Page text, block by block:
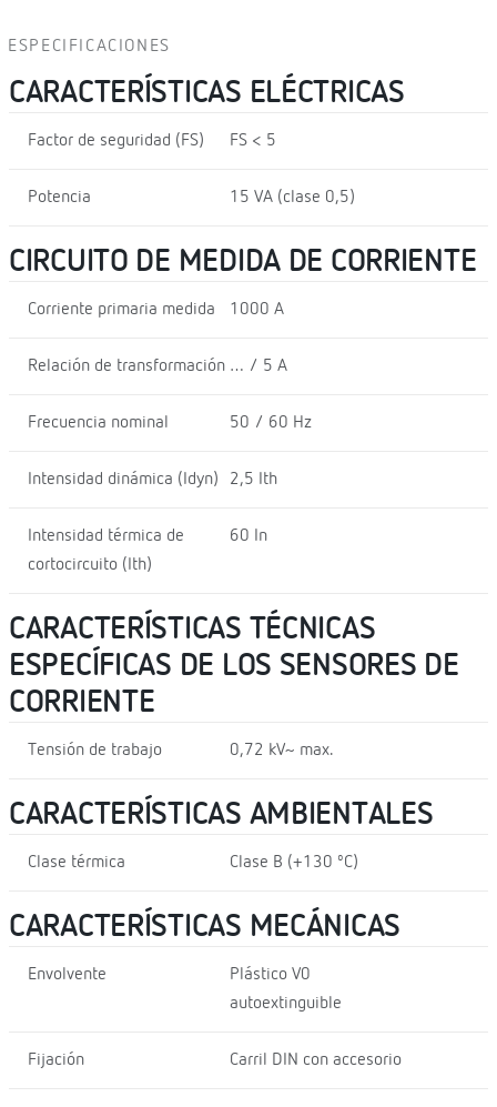
ESPECIFICACIONES
CARACTERÍSTICAS ELÉCTRICAS
Factor de seguridad (FS) FS < 5
Potencia 15 VA (clase 0,5)
CIRCUITO DE MEDIDA DE CORRIENTE
Corriente primaria medida 1000 A
Relación de transformación … / 5 A
Frecuencia nominal 50 / 60 Hz
Intensidad dinámica (Idyn) 2,5 Ith
Intensidad térmica de
cortocircuito (Ith)
60 In
CARACTERÍSTICAS TÉCNICAS
ESPECÍFICAS DE LOS SENSORES DE
CORRIENTE
Tensión de trabajo 0,72 kV~ max.
CARACTERÍSTICAS AMBIENTALES
Clase térmica Clase B (+130 ºC)
CARACTERÍSTICAS MECÁNICAS
Envolvente
Plástico V0
autoextinguible
Fijación Carril DIN con accesorio